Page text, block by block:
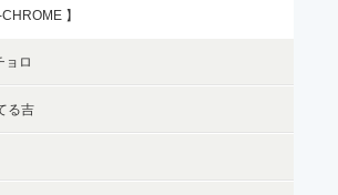
】
ョロ
る吉